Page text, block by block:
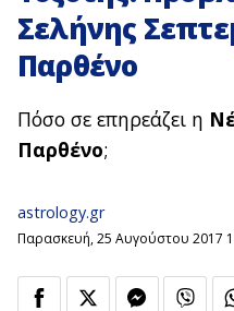
Σελήνης
Παρθένο
Πόσο σε επηρεάζει η
Παρθένο;
astrology.gr
Παρασκευή, 25 Αυγούστου 2017